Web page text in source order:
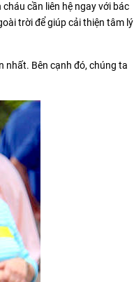
cần liên hệ ngay với bác
trời để giúp cải thiện tâm lý
nhất. Bên cạnh đó, chúng ta